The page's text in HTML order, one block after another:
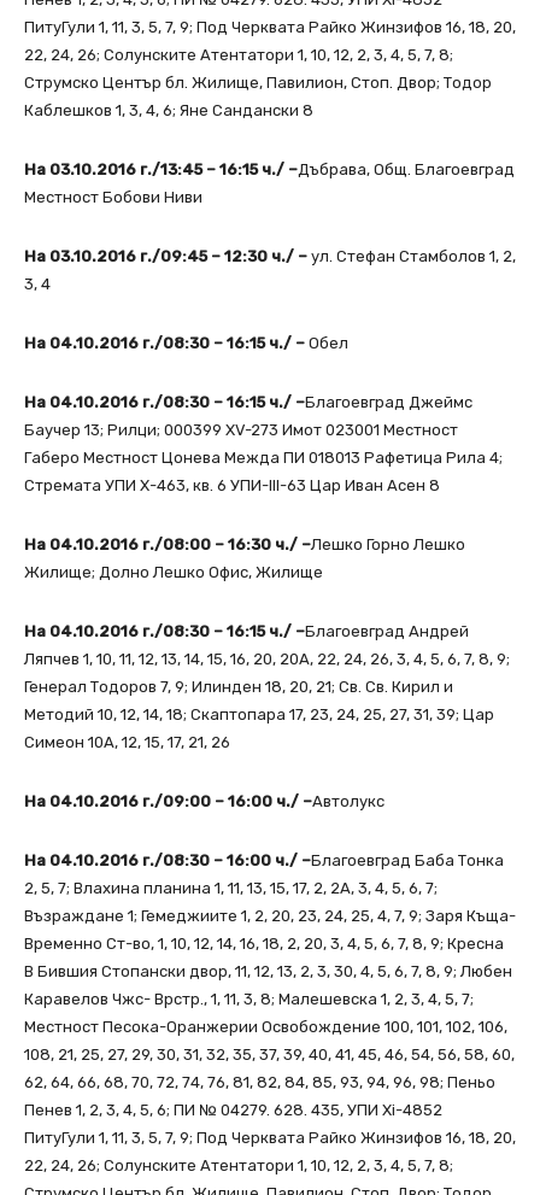
ПитуГули 1, 11, 3, 5, 7, 9; Под Черквата Райко Жинзифов 16, 18, 20,
22, 24, 26; Солунските Атентатори 1, 10, 12, 2, 3, 4, 5, 7, 8;
Струмско Център бл. Жилище, Павилион, Стоп. Двор; Тодор
Каблешков 1, 3, 4, 6; Яне Сандански 8
На 03.10.2016 г./13:45 – 16:15 ч./ –Дъбрава, Общ. Благоевград
Местност Бобови Ниви
На 03.10.2016 г./09:45 – 12:30 ч./ – ул. Стефан Стамболов 1, 2,
3, 4
На 04.10.2016 г./08:30 – 16:15 ч./ – Обел
На 04.10.2016 г./08:30 – 16:15 ч./ –Благоевград Джеймс
Баучер 13; Рилци; 000399 XV-273 Имот 023001 Местност
Габеро Местност Цонева Межда ПИ 018013 Рафетица Рила 4;
Стремата УПИ Х-463, кв. 6 УПИ-ІІІ-63 Цар Иван Асен 8
На 04.10.2016 г./08:00 – 16:30 ч./ –Лешко Горно Лешко
Жилище; Долно Лешко Офис, Жилище
На 04.10.2016 г./08:30 – 16:15 ч./ –Благоевград Андрей
Ляпчев 1, 10, 11, 12, 13, 14, 15, 16, 20, 20А, 22, 24, 26, 3, 4, 5, 6, 7, 8, 9;
Генерал Тодоров 7, 9; Илинден 18, 20, 21; Св. Св. Кирил и
Методий 10, 12, 14, 18; Скаптопара 17, 23, 24, 25, 27, 31, 39; Цар
Симеон 10А, 12, 15, 17, 21, 26
На 04.10.2016 г./09:00 – 16:00 ч./ –Автолукс
На 04.10.2016 г./08:30 – 16:00 ч./ –Благоевград Баба Тонка
2, 5, 7; Влахина планина 1, 11, 13, 15, 17, 2, 2А, 3, 4, 5, 6, 7;
Възраждане 1; Гемеджиите 1, 2, 20, 23, 24, 25, 4, 7, 9; Заря Къща-
Временно Ст-во, 1, 10, 12, 14, 16, 18, 2, 20, 3, 4, 5, 6, 7, 8, 9; Кресна
В Бившия Стопански двор, 11, 12, 13, 2, 3, 30, 4, 5, 6, 7, 8, 9; Любен
Каравелов Чжс- Врстр., 1, 11, 3, 8; Малешевска 1, 2, 3, 4, 5, 7;
Местност Песока-Оранжерии Освобождение 100, 101, 102, 106,
108, 21, 25, 27, 29, 30, 31, 32, 35, 37, 39, 40, 41, 45, 46, 54, 56, 58, 60,
62, 64, 66, 68, 70, 72, 74, 76, 81, 82, 84, 85, 93, 94, 96, 98; Пеньо
Пенев 1, 2, 3, 4, 5, 6; ПИ № 04279. 628. 435, УПИ Хі-4852
ПитуГули 1, 11, 3, 5, 7, 9; Под Черквата Райко Жинзифов 16, 18, 20,
22, 24, 26; Солунските Атентатори 1, 10, 12, 2, 3, 4, 5, 7, 8;